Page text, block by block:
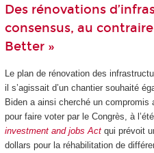
Des rénovations
consensus, au
Better »
Le plan de rénovation des
il s’agissait d’un chantier souhaité
Biden a ainsi cherché un compromis
pour faire voter par le Congrès, à
investment and jobs Actqui prévoit
dollars pour la réhabilitation de